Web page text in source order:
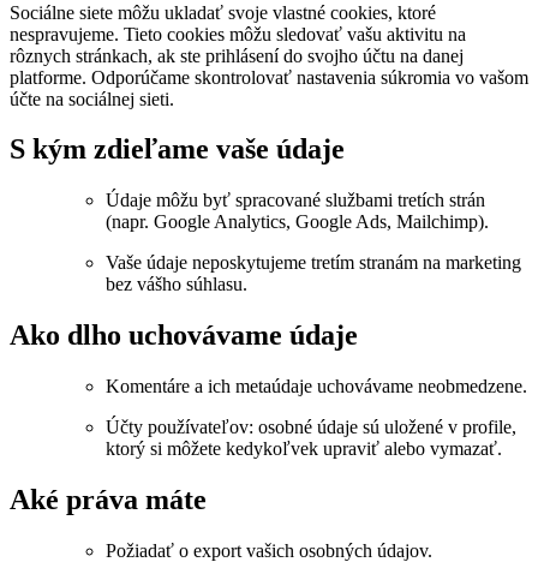
Sociálne siete môžu ukladať svoje vlastné cookies, ktoré
nespravujeme. Tieto cookies môžu sledovať vašu aktivitu na
rôznych stránkach, ak ste prihlásení do svojho účtu na danej
platforme. Odporúčame skontrolovať nastavenia súkromia vo vašom
účte na sociálnej sieti.
S kým zdieľame vaše údaje
Údaje môžu byť spracované službami tretích strán
(napr. Google Analytics, Google Ads, Mailchimp).
Vaše údaje neposkytujeme tretím stranám na marketing
bez vášho súhlasu.
Ako dlho uchovávame údaje
Komentáre a ich metaúdaje uchovávame neobmedzene.
Účty používateľov: osobné údaje sú uložené v profile,
ktorý si môžete kedykoľvek upraviť alebo vymazať.
Aké práva máte
Požiadať o export vašich osobných údajov.